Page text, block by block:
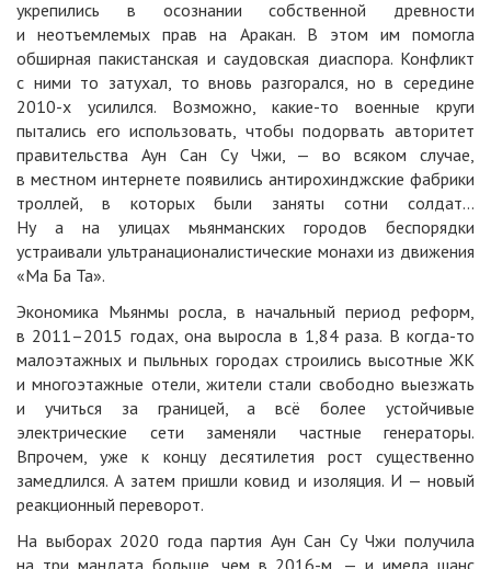
укрепились в осознании собственной древности
и неотъемлемых прав на Аракан. В этом им помогла
обширная пакистанская и саудовская диаспора. Конфликт
с ними то затухал, то вновь разгорался, но в середине
2010-х усилился. Возможно, какие-то военные круги
пытались его использовать, чтобы подорвать авторитет
правительства Аун Сан Су Чжи, — во всяком случае,
в местном интернете появились антирохинджские фабрики
троллей, в которых были заняты сотни солдат…
Ну а на улицах мьянманских городов беспорядки
устраивали ультранационалистические монахи из движения
«Ма Ба Та».
Экономика Мьянмы росла, в начальный период реформ,
в 2011–2015 годах, она выросла в 1,84 раза. В когда-то
малоэтажных и пыльных городах строились высотные ЖК
и многоэтажные отели, жители стали свободно выезжать
и учиться за границей, а всё более устойчивые
электрические сети заменяли частные генераторы.
Впрочем, уже к концу десятилетия рост существенно
замедлился. А затем пришли ковид и изоляция. И — новый
реакционный переворот.
На выборах 2020 года партия Аун Сан Су Чжи получила